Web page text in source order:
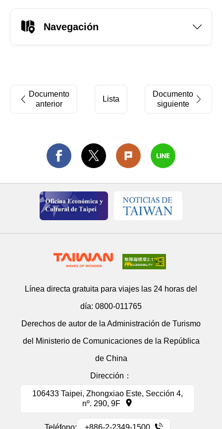
Navegación
Documento
anterior
Lista
Documento
siguiente
Línea directa gratuita para viajes las 24 horas del
día: 0800-011765
Derechos de autor de la Administración de Turismo
del Ministerio de Comunicaciones de la República
de China
Dirección：
106433 Taipei, Zhongxiao Este, Sección 4,
nº. 290, 9F
Teléfono: +886-2-2349-1500